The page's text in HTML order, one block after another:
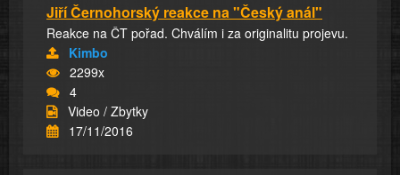
Jiří Černohorský reakce na "Český anál"
Reakce na ČT pořad. Chválím i za originalitu projevu.
Kimbo
2299x
4
Video / Zbytky
17/11/2016